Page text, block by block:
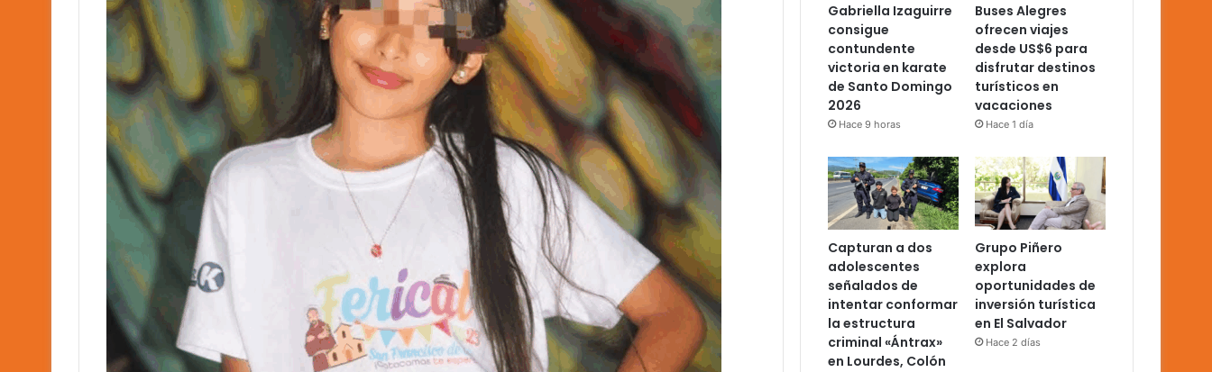
Gabriella Izaguirre
consigue
contundente
victoria en karate
de Santo Domingo
2026
Hace 9 horas
Buses Alegres
ofrecen viajes
desde US$6 para
disfrutar destinos
turísticos en
vacaciones
Hace 1 día
Capturan a dos
adolescentes
señalados de
intentar conformar
la estructura
criminal «Ántrax»
en Lourdes, Colón
Grupo Piñero
explora
oportunidades de
inversión turística
en El Salvador
Hace 2 días